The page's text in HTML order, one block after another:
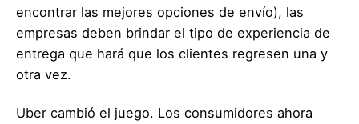
encontrar las mejores opciones de envío), las
empresas deben brindar el tipo de experiencia de
entrega que hará que los clientes regresen una y
otra vez.
Uber cambió el juego. Los consumidores ahora